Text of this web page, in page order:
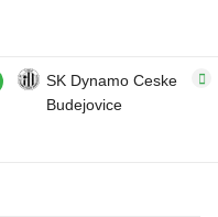
SK Dynamo Ceske
Budejovice